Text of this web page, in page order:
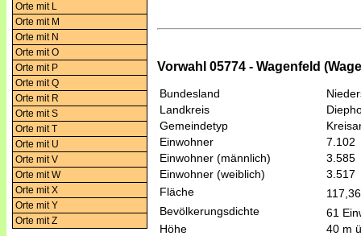
Orte mit L
Orte mit M
Orte mit N
Orte mit O
Orte mit P
Orte mit Q
Orte mit R
Orte mit S
Orte mit T
Orte mit U
Orte mit V
Orte mit W
Orte mit X
Orte mit Y
Orte mit Z
Vorwahl 05774 - Wagenfeld
Bundesland
Landkreis
Gemeindetyp
Einwohner
7.102
Einwohner (männlich)
3.585
Einwohner (weiblich)
3.517
Fläche
Bevölkerungsdichte
61
Höhe
40 m